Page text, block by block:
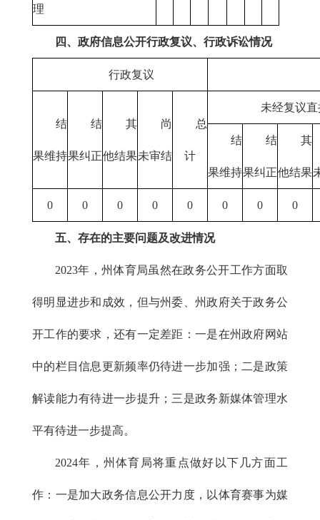
理
四、政府信息公开行政复议、行政诉讼情况
行政复议
结
果维持
结
果纠正
其
他结果
尚
未审结
总
计
未经复议
结
果维持
结
果纠正
其
他结果
0 0 0 0 0 0 0 0
五、存在的主要问题及改进情况
2023年，州体育局虽然在政务公开工作方面取
得明显进步和成效，但与州委、州政府关于政务公
开工作的要求，还有一定差距：一是在州政府网站
中的栏目信息更新频率仍待进一步加强；二是政策
解读能力有待进一步提升；三是政务新媒体管理水
平有待进一步提高。
2024年，州体育局将重点做好以下几方面工
作：一是加大政务信息公开力度，以体育赛事为媒